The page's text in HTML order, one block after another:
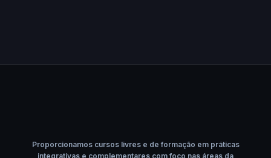
Proporcionamos cursos livres e de formação em práticas
integrativas e complementares com foco nas áreas da